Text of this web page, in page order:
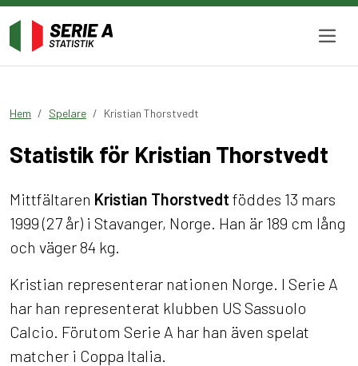
Hem Spelare Kristian Thorstvedt
Statistik för Kristian Thorstvedt
Mittfältaren Kristian Thorstvedt föddes 13 mars
1999 (27 år) i Stavanger, Norge. Han är 189 cm lång
och väger 84 kg.
Kristian representerar nationen Norge. I Serie A
har han representerat klubben US Sassuolo
Calcio. Förutom Serie A har han även spelat
matcher i Coppa Italia.